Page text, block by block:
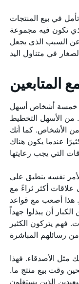
في بيع المنتجات
تكون فيه مجموعة
عن السبب الذي يجعل
المتابعين
خمسة أشخاص أسهل
مكونة من 20 شخصًا. من الأسهل التخطيط
الأشخاص. كما أنك
عندما يكون هناك
نفسه ينطبق على
أكثر ثراءً مع
هذا أصعب مع قواعد
أن يبذلوا جهداً
فهم يتركون الكثير
مثل الأصدقاء. فهذا
وقت بيع منتج ما.
الذين يستغلون